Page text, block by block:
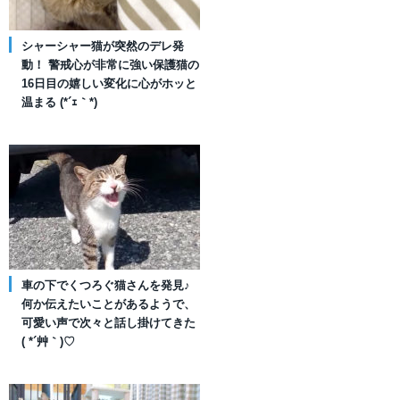
シャーシャー猫が突然のデレ発
動！ 警戒心が非常に強い保護猫の
16日目の嬉しい変化に心がホッと
温まる (*´ｪ｀*)
車の下でくつろぐ猫さんを発見♪
何か伝えたいことがあるようで、
可愛い声で次々と話し掛けてきた
( *´艸｀)♡